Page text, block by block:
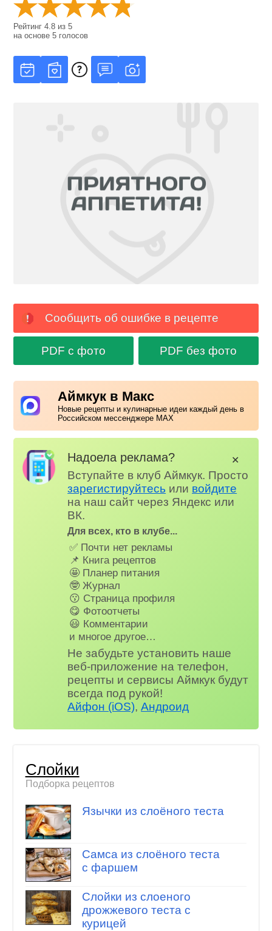
Рейтинг4.8 из5
на основе5 голосов
Сообщить об ошибке в рецепте
PDF с фото PDF без фото
Аймкук в Макс
Новые рецепты и кулинарные идеи каждый день в
Российском мессенджере MAX
Надоела реклама?
Вступайте в клуб Аймкук. Просто
зарегистируйтесь или войдите
на наш сайт через Яндекс или
ВК.
Для всех, кто в клубе...
✅ Почти нет рекламы
📌 Книга рецептов
🤩 Планер питания
🤓 Журнал
😗 Страница профиля
😋 Фотоотчеты
😃 Комментарии
и многое другое…
Не забудьте установить наше
веб-приложение на телефон,
рецепты и сервисы Аймкук будут
всегда под рукой!
Айфон (iOS),Андроид
✕
Слойки
Подборка рецептов
Язычки из слоёного теста
Самса из слоёного теста
с фаршем
Слойки из слоеного
дрожжевого теста с
курицей